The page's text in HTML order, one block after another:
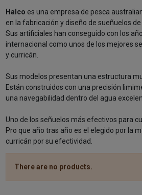
Halco es una empresa de pesca
en la fabricación y diseño de sueñuelos de
Sus artificiales han conseguido con los
internacional como unos de los mejores
y curricán.
Sus modelos presentan una estructura
Están construidos con una precisión
una navegabilidad dentro del agua
Uno de los señuelos más efectivos para
Pro que año tras año es el elegido por la
curricán por su efectividad.
There are no products.